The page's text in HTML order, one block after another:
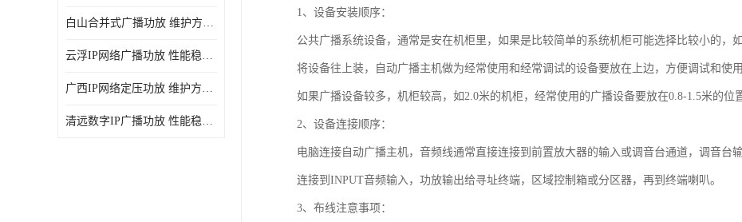
白山合并式广播功放 维护方便 多应用于公共场合
云浮IP网络广播功放 性能稳定 设计结构简单
广西IP网络定压功放 维护方便 多应用于公共场合
清远数字IP广播功放 性能稳定 传输距离远
1、设备安装顺序：
公共广播系统设备，通常是安在机柜里，如果是比较简单的系统机柜可能选择比较小的，
将设备往上装，自动广播主机做为经常使用和经常调试的设备要放在上边，方便调试和使
如果广播设备较多，机柜较高，如2.0米的机柜，经常使用的广播设备要放在0.8-1.5米的位
2、设备连接顺序：
电脑连接自动广播主机，音频线通常直接连接到前置放大器的输入或调音台通道，调音台
连接到INPUT音频输入，功放输出给寻址终端，区域控制箱或分区器，再到终端喇叭。
3、布线注意事项：